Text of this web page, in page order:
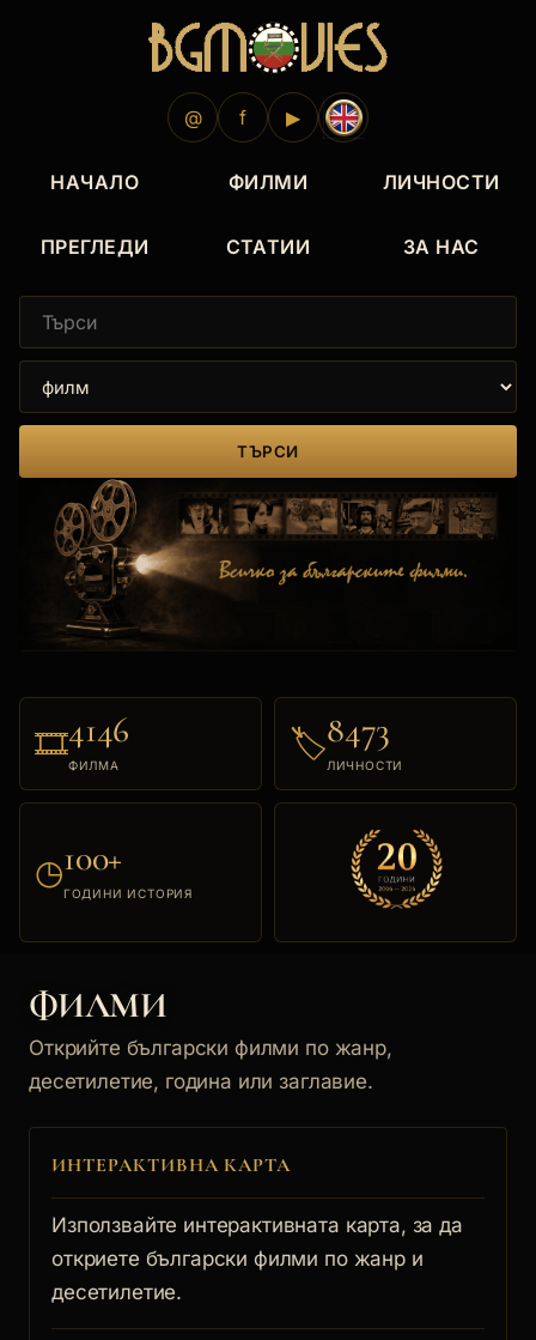
@ f ▶
НАЧАЛО ФИЛМИ ЛИЧНОСТИ
ПРЕГЛЕДИ СТАТИИ ЗА НАС
ТЪРСИ
🎞4146
ФИЛМА
🏷8473
ЛИЧНОСТИ
◷100+
ГОДИНИ ИСТОРИЯ
ФИЛМИ
Открийте български филми по жанр,
десетилетие, година или заглавие.
ИНТЕРАКТИВНА КАРТА
Използвайте интерактивната карта, за да
откриете български филми по жанр и
десетилетие.